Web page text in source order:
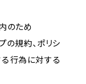
のため
の規約、ポリシ
る行為に対する